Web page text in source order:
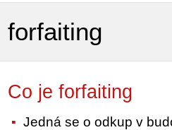
forfaiting
Co je forfaiting
Jedná se o odkup v